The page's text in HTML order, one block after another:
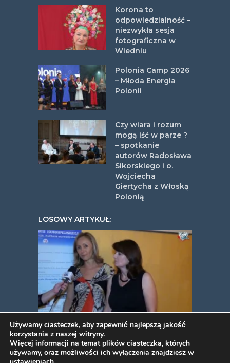
Korona to
odpowiedzialność –
niezwykła sesja
fotograficzna w
Wiedniu
Polonia Camp 2026
– Młoda Energia
Polonii
Czy wiara i rozum
mogą iść w parze ?
– spotkanie
autorów Radosława
Sikorskiego i o.
Wojciecha
Giertycha z Włoską
Polonią
LOSOWY ARTYKUŁ:
Powakacyjna zabawa w
Ciampino 26 09 2015
Używamy ciasteczek, aby zapewnić najlepszą jakość
korzystania z naszej witryny.
Więcej informacji na temat plików ciasteczka, których
używamy, oraz możliwości ich wyłączenia znajdziesz w